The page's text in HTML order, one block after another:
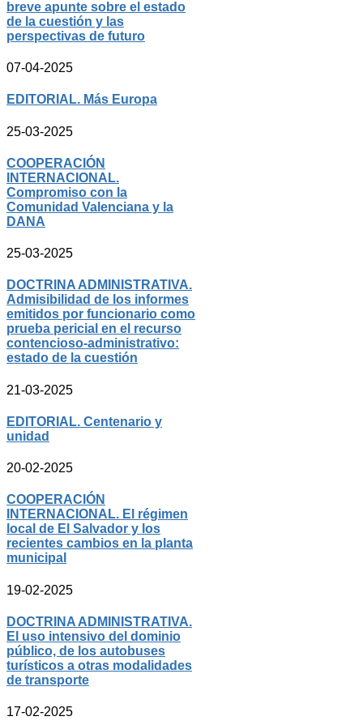
breve apunte sobre el estado
de la cuestión y las
perspectivas de futuro
07-04-2025
EDITORIAL. Más Europa
25-03-2025
COOPERACIÓN
INTERNACIONAL.
Compromiso con la
Comunidad Valenciana y la
DANA
25-03-2025
DOCTRINA ADMINISTRATIVA.
Admisibilidad de los informes
emitidos por funcionario como
prueba pericial en el recurso
contencioso-administrativo:
estado de la cuestión
21-03-2025
EDITORIAL. Centenario y
unidad
20-02-2025
COOPERACIÓN
INTERNACIONAL. El régimen
local de El Salvador y los
recientes cambios en la planta
municipal
19-02-2025
DOCTRINA ADMINISTRATIVA.
El uso intensivo del dominio
público, de los autobuses
turísticos a otras modalidades
de transporte
17-02-2025